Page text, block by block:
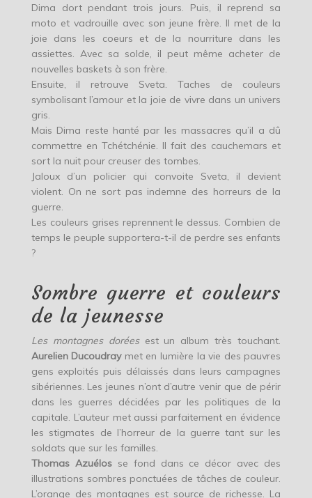
Dima dort pendant trois jours. Puis, il reprend sa
moto et vadrouille avec son jeune frère. Il met de la
joie dans les coeurs et de la nourriture dans les
assiettes. Avec sa solde, il peut même acheter de
nouvelles baskets à son frère.
Ensuite, il retrouve Sveta. Taches de couleurs
symbolisant l’amour et la joie de vivre dans un univers
gris.
Mais Dima reste hanté par les massacres qu’il a dû
commettre en Tchétchénie. Il fait des cauchemars et
sort la nuit pour creuser des tombes.
Jaloux d’un policier qui convoite Sveta, il devient
violent. On ne sort pas indemne des horreurs de la
guerre.
Les couleurs grises reprennent le dessus. Combien de
temps le peuple supportera-t-il de perdre ses enfants
?
Sombre guerre et couleurs
de la jeunesse
Les montagnes doréesest un album très touchant.
Aurelien Ducoudraymet en lumière la vie des pauvres
gens exploités puis délaissés dans leurs campagnes
sibériennes. Les jeunes n’ont d’autre venir que de périr
dans les guerres décidées par les politiques de la
capitale. L’auteur met aussi parfaitement en évidence
les stigmates de l’horreur de la guerre tant sur les
soldats que sur les familles.
Thomas Azuélosse fond dans ce décor avec des
illustrations sombres ponctuées de tâches de couleur.
L’orange des montagnes est source de richesse. La